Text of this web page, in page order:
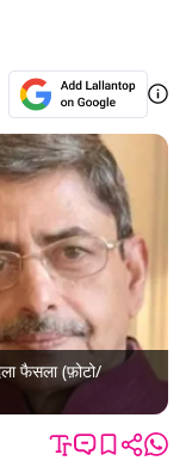
फैसला (फ़ोटो/